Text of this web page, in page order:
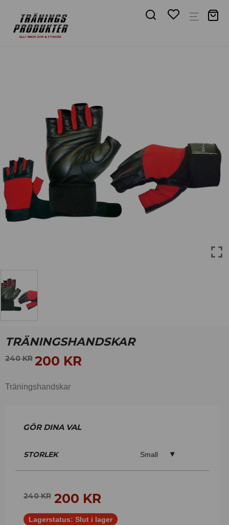
TRÄNINGSHANDSKAR
240KR 200 KR
Träningshandskar
STORLEK Small
240KR 200 KR
Lagerstatus: Slut i lager